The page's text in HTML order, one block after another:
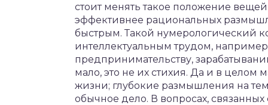
стоит менять такое положение
эффективнее рациональных
быстрым. Такой нумерологический
интеллектуальным трудом,
предпринимательству,
мало, это не их стихия. Да и в целом
жизни; глубокие размышления на
обычное дело. В вопросах,